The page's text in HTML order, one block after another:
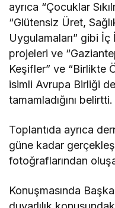
ayrıca “Çocuklar
“Glütensiz Üret,
Uygulamaları” gibi İç
projeleri ve
Keşifler” ve “Birlikte
isimli Avrupa Birliği
tamamladığını belirtti.
Toplantıda ayrıca
güne kadar
fotoğraflarından
Konuşmasında